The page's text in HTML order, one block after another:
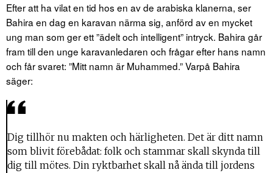
Efter att ha vilat en tid hos en av de arabiska klanerna, ser
Bahira en dag en karavan närma sig, anförd av en mycket
ung man som ger ett ”ädelt och intelligent” intryck. Bahira går
fram till den unge karavanledaren och frågar efter hans namn
och får svaret: ”Mitt namn är Muhammed.” Varpå Bahira
säger:
Dig tillhör nu makten och härligheten. Det är ditt namn
som blivit förebådat: folk och stammar skall skynda till
dig till mötes. Din ryktbarhet skall nå ända till jordens